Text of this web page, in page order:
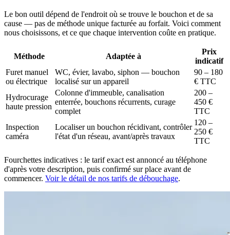
Le bon outil dépend de l'endroit où se trouve le bouchon et de sa
cause — pas de méthode unique facturée au forfait. Voici comment
nous choisissons, et ce que chaque intervention coûte en pratique.
Méthode Adaptée à
Prix
indicatif
Furet manuel
ou électrique
WC, évier, lavabo, siphon — bouchon
localisé sur un appareil
90 – 180
€ TTC
Hydrocurage
haute pression
Colonne d'immeuble, canalisation
enterrée, bouchons récurrents, curage
complet
200 –
450 €
TTC
Inspection
caméra
Localiser un bouchon récidivant, contrôler
l'état d'un réseau, avant/après travaux
120 –
250 €
TTC
Fourchettes indicatives : le tarif exact est annoncé au téléphone
d'après votre description, puis confirmé sur place avant de
commencer. Voir le détail de nos tarifs de débouchage.